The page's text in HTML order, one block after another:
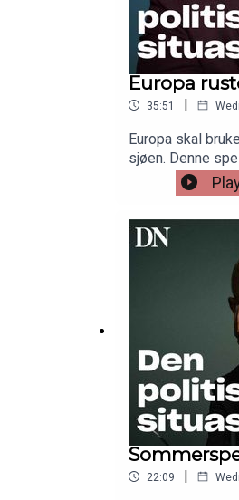
Europa
35:51 |
Europa skal
sjøen. Denne
kommentatorer
22:09 |